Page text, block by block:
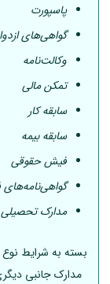
پاسپورت
گواهی‌های
وکالت‌نامه
تمکن مالی
سابقه کار
سابقه بیمه
فیش حقوقی
مدارک تحصیلی
بسته به شرایط نوع
مدارک جانبی دیگری